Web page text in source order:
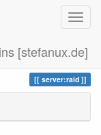
[stefanux.de]
server:raid